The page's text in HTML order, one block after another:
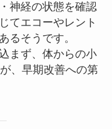
神経の状態を確認
てエコーやレント
るそうです。
まず、体からの小
、早期改善への第